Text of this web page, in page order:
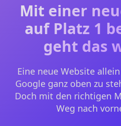
Mit einer
auf Platz 1
geht das
Eine neue Website
Google ganz oben zu
Doch mit den richtigen
Weg nach